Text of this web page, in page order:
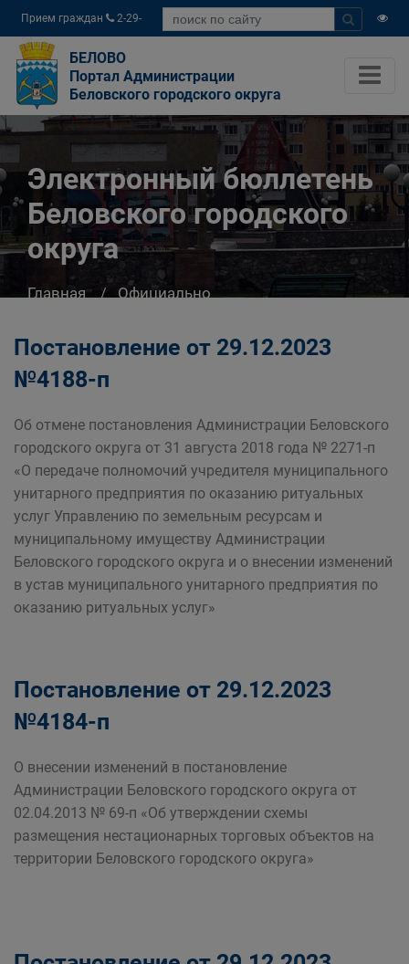
Прием граждан
2-29-
04
БЕЛОВО
Портал Администрации
Беловского городского округа
Электронный бюллетень
Беловского городского
округа
Главная
Официально
Постановление от 29.12.2023
№4188-п
Об отмене постановления Администрации Беловского
городского округа от 31 августа 2018 года № 2271-п
«О передаче полномочий учредителя муниципального
унитарного предприятия по оказанию ритуальных
услуг Управлению по земельным ресурсам и
муниципальному имуществу Администрации
Беловского городского округа и о внесении изменений
в устав муниципального унитарного предприятия по
оказанию ритуальных услуг»
Постановление от 29.12.2023
№4184-п
О внесении изменений в постановление
Администрации Беловского городского округа от
02.04.2013 № 69-п «Об утверждении схемы
размещения нестационарных торговых объектов на
территории Беловского городского округа»